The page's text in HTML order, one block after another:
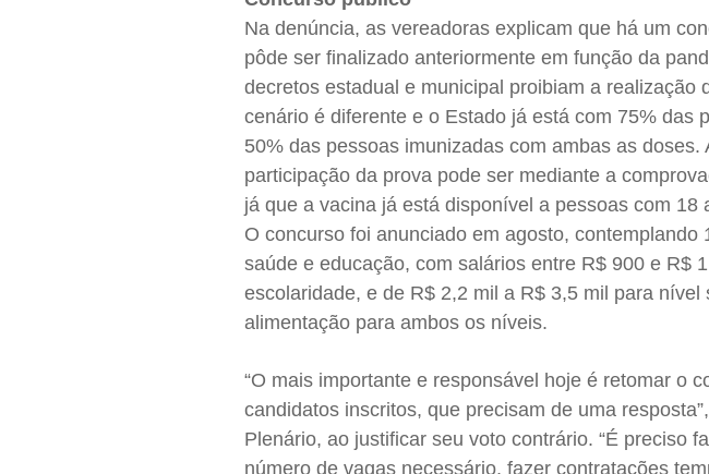
Na denúncia, as vereadoras explicam que há um
pôde ser finalizado anteriormente em função da
decretos estadual e municipal proibiam a realização
cenário é diferente e o Estado já está com 75% das
50% das pessoas imunizadas com ambas as
participação da prova pode ser mediante a
já que a vacina já está disponível a pessoas com 18
O concurso foi anunciado em agosto,
saúde e educação, com salários entre R$ 900 e R$
escolaridade, e de R$ 2,2 mil a R$ 3,5 mil para
alimentação para ambos os níveis.
“O mais importante e responsável hoje é retomar o
candidatos inscritos, que precisam de uma
Plenário, ao justificar seu voto contrário. “É preciso
número de vagas necessário, fazer contratações